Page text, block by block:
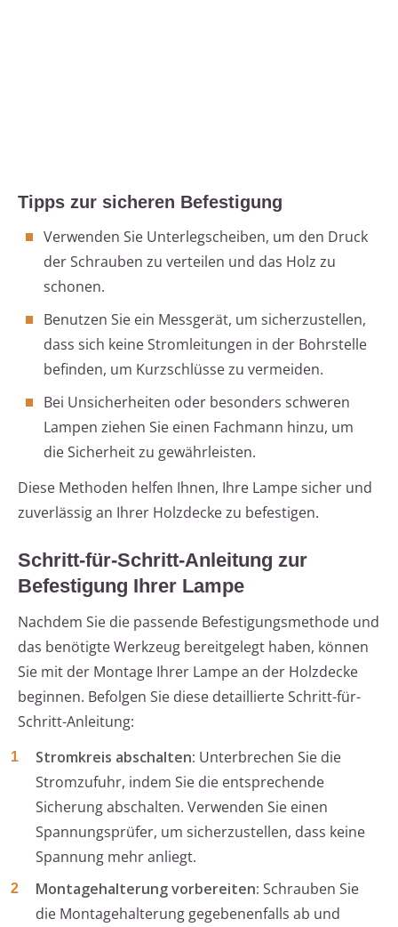
Tipps zur sicheren Befestigung
Verwenden Sie Unterlegscheiben, um den Druck
der Schrauben zu verteilen und das Holz zu
schonen.
Benutzen Sie ein Messgerät, um sicherzustellen,
dass sich keine Stromleitungen in der Bohrstelle
befinden, um Kurzschlüsse zu vermeiden.
Bei Unsicherheiten oder besonders schweren
Lampen ziehen Sie einen Fachmann hinzu, um
die Sicherheit zu gewährleisten.
Diese Methoden helfen Ihnen, Ihre Lampe sicher und
zuverlässig an Ihrer Holzdecke zu befestigen.
Schritt-für-Schritt-Anleitung zur
Befestigung Ihrer Lampe
Nachdem Sie die passende Befestigungsmethode und
das benötigte Werkzeug bereitgelegt haben, können
Sie mit der Montage Ihrer Lampe an der Holzdecke
beginnen. Befolgen Sie diese detaillierte Schritt-für-
Schritt-Anleitung:
Stromkreis abschalten: Unterbrechen Sie die
Stromzufuhr, indem Sie die entsprechende
Sicherung abschalten. Verwenden Sie einen
Spannungsprüfer, um sicherzustellen, dass keine
Spannung mehr anliegt.
Montagehalterung vorbereiten: Schrauben Sie
die Montagehalterung gegebenenfalls ab und